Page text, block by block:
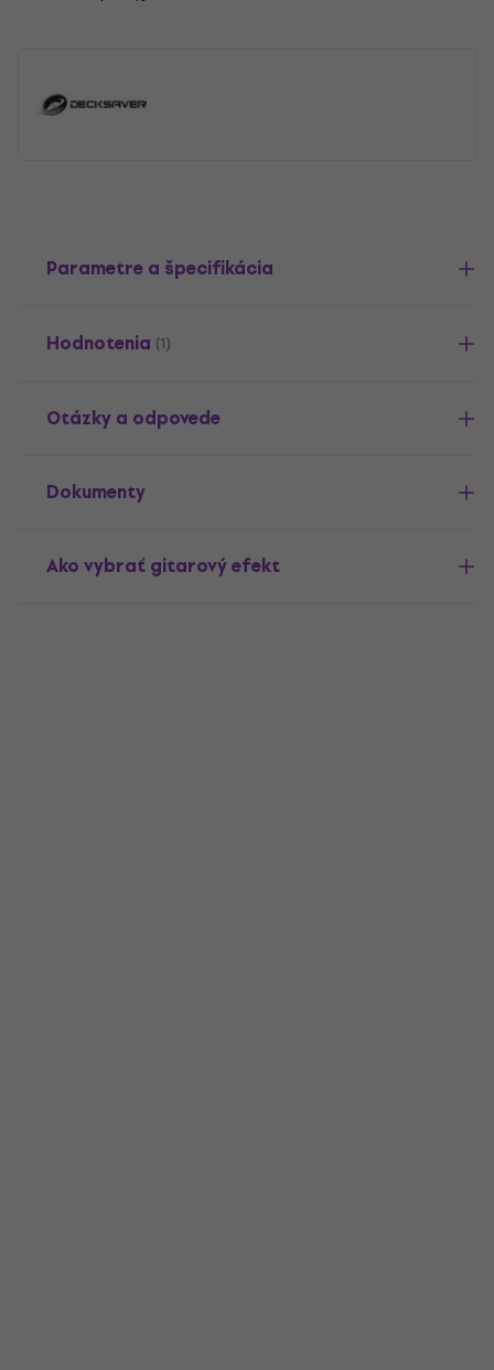
Parametre a špecifikácia
Hodnotenia (1)
Otázky a odpovede
Dokumenty
Ako vybrať gitarový efekt